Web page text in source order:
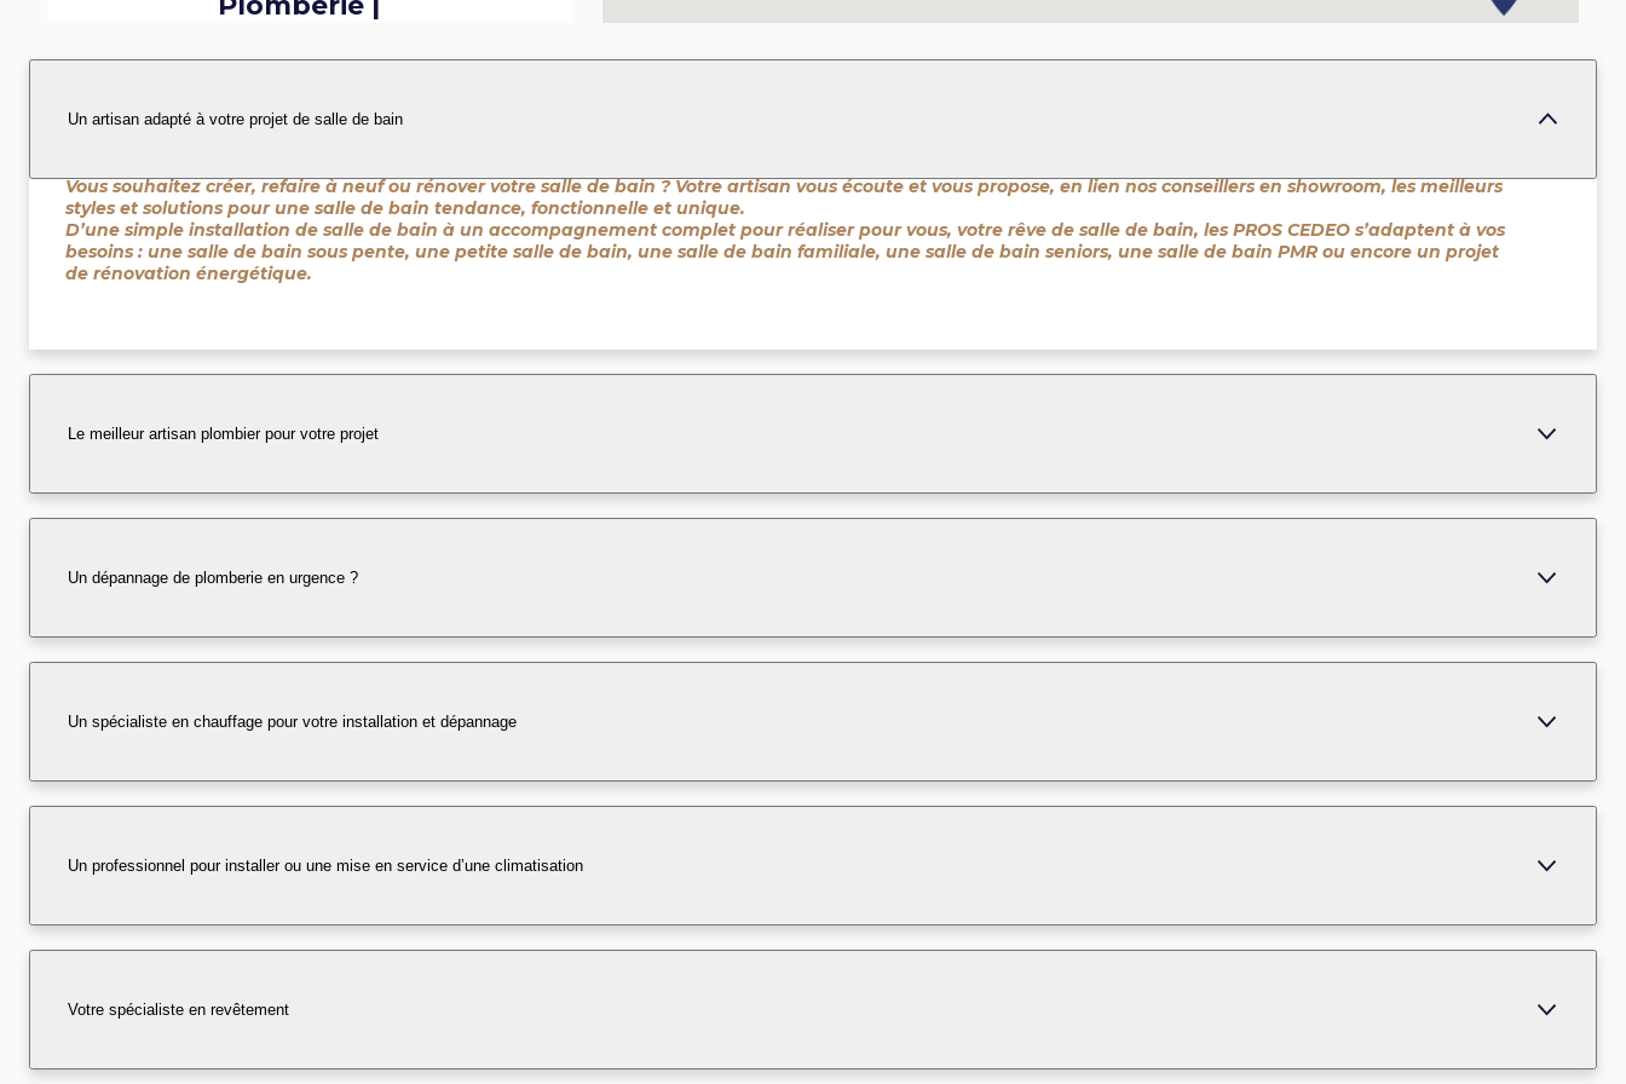
25 ROUTE D EVIGNY
VENCE
0788695945
JE DÉCOUVRE CET
Un artisan adapté à votre projet de salle de bain
Vous souhaitez créer, refaire à neuf ou rénover votre salle de bain ? Votre artisan vous écoute et vous propose, en lien nos conseillers en showroom, les meilleurs
styles et solutions pour une salle de bain tendance, fonctionnelle et unique.
D’une simple installation de salle de bain à un accompagnement complet pour réaliser pour vous, votre rêve de salle de bain, les PROS CEDEO s’adaptent à vos
besoins : une salle de bain sous pente, une petite salle de bain, une salle de bain familiale, une salle de bain seniors, une salle de bain PMR ou encore un projet
de rénovation énergétique.
Le meilleur artisan plombier pour votre projet
Un dépannage de plomberie en urgence ?
Un spécialiste en chauffage pour votre installation et dépannage
Un professionnel pour installer ou une mise en service d’une climatisation
Votre spécialiste en revêtement